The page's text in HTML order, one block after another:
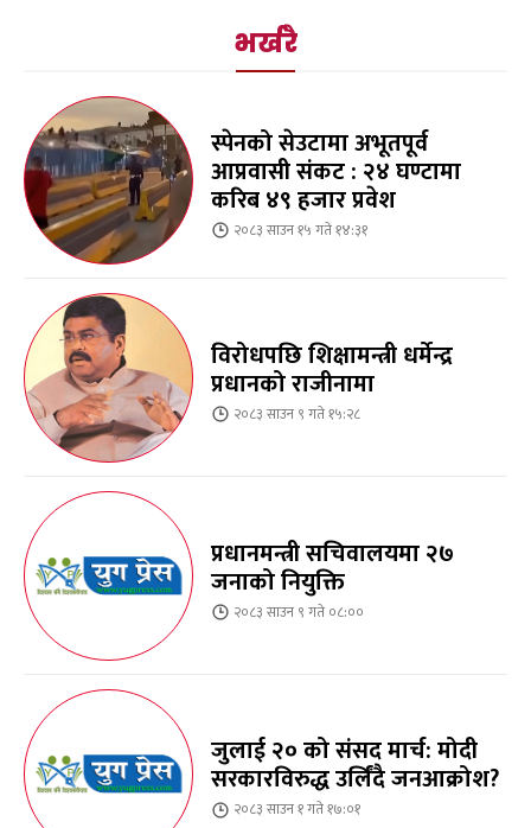
भर्खरै
स्पेनको सेउटामा अभूतपूर्व
आप्रवासी संकट : २४ घण्टामा
करिब ४९ हजार प्रवेश
२०८३ साउन १५ गते १४:३१
विरोधपछि शिक्षामन्त्री धर्मेन्द्र
प्रधानको राजीनामा
२०८३ साउन ९ गते १५:२८
प्रधानमन्त्री सचिवालयमा २७
जनाको नियुक्ति
२०८३ साउन ९ गते ०८:००
जुलाई २० को संसद मार्च: मोदी
सरकारविरुद्ध उर्लिंदै जनआक्रोश?
२०८३ साउन १ गते १७:०१